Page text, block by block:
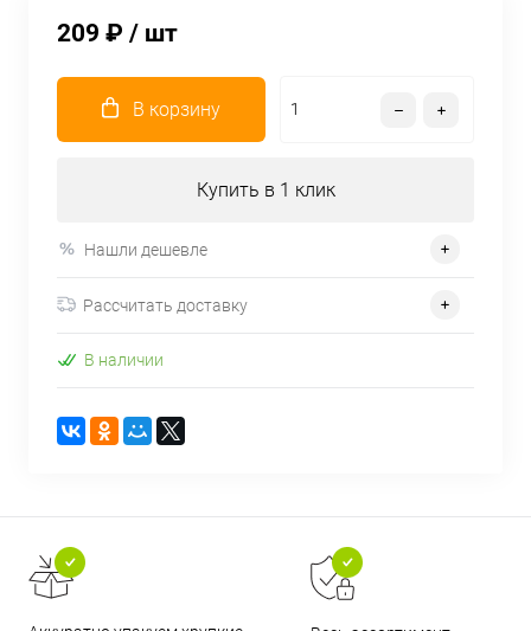
209 ₽ / шт
В корзину
Купить в 1 клик
Нашли дешевле
Рассчитать доставку
В наличии